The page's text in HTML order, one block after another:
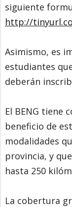
siguiente
http://
Asimismo, es
estudiantes
deberán
El BENG tiene
beneficio de
modalidades
provincia, y
hasta 250
La cobertura